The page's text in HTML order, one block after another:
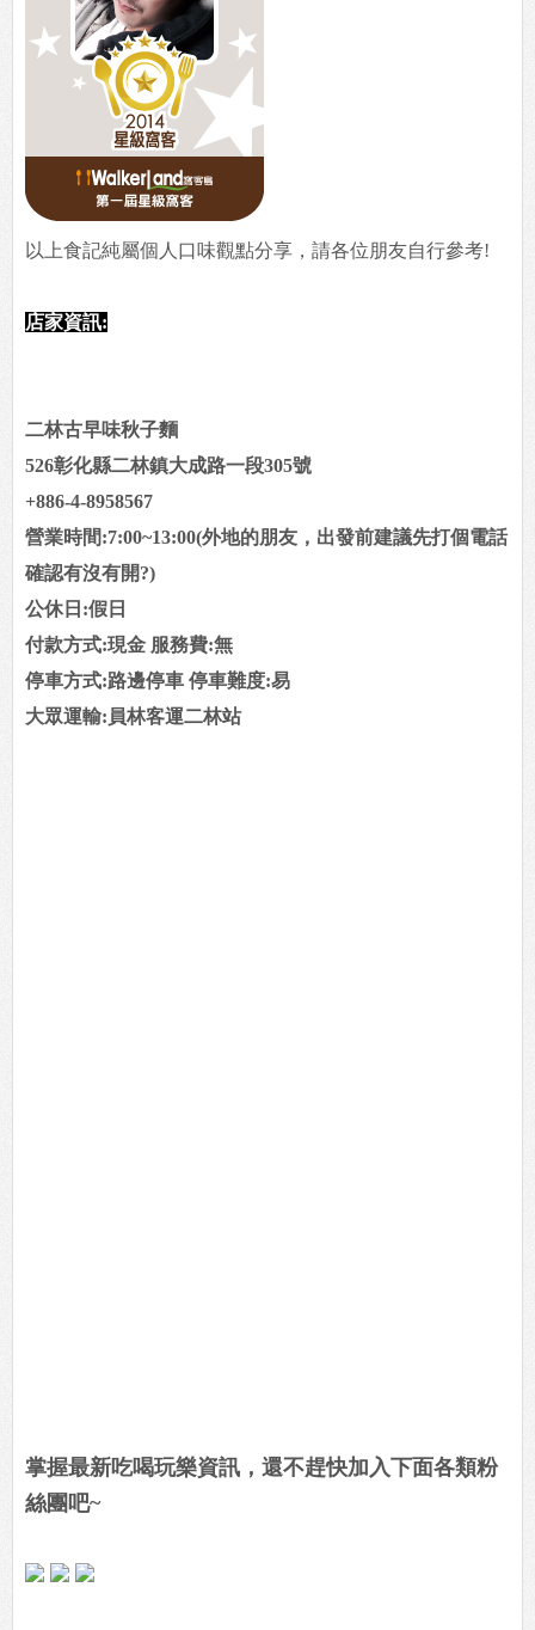
以上食記純屬個人口味觀點分享，請各位朋友自行參考!
店家資訊:
二林古早味秋子麵
526彰化縣二林鎮大成路一段305號
+886-4-8958567
營業時間:7:00~13:00(外地的朋友，出發前建議先打個電話
確認有沒有開?)
公休日:假日
付款方式:現金 服務費:無
停車方式:路邊停車 停車難度:易
大眾運輸:員林客運二林站
掌握最新吃喝玩樂資訊，還不趕快加入下面各類粉
絲團吧~